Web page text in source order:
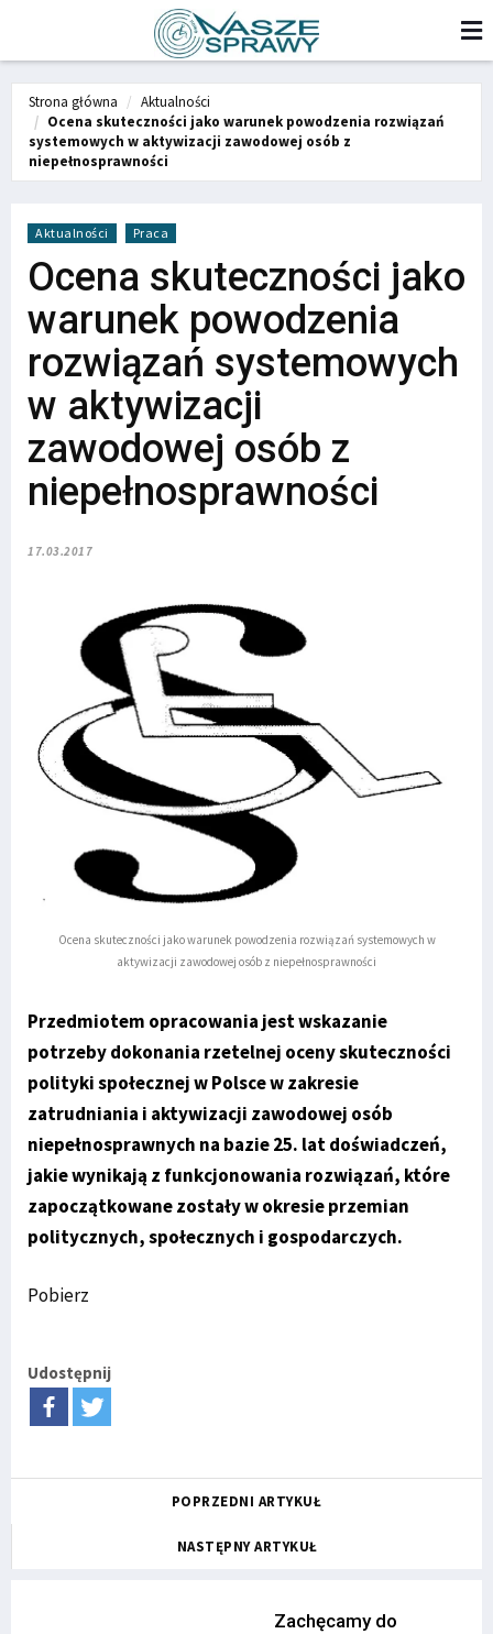
Strona główna
Aktualności
Ocena skuteczności jako warunek powodzenia rozwiązań
systemowych w aktywizacji zawodowej osób z
niepełnosprawności
Aktualności Praca
Ocena skuteczności jako
warunek powodzenia
rozwiązań systemowych
w aktywizacji
zawodowej osób z
niepełnosprawności
17.03.2017
Ocena skuteczności jako warunek powodzenia rozwiązań systemowych w
aktywizacji zawodowej osób z niepełnosprawności
Przedmiotem opracowania jest wskazanie
potrzeby dokonania rzetelnej oceny skuteczności
polityki społecznej w Polsce w zakresie
zatrudniania i aktywizacji zawodowej osób
niepełnosprawnych na bazie 25. lat doświadczeń,
jakie wynikają z funkcjonowania rozwiązań, które
zapoczątkowane zostały w okresie przemian
politycznych, społecznych i gospodarczych.
Pobierz
Udostępnij
POPRZEDNI ARTYKUŁ
NASTĘPNY ARTYKUŁ
Zachęcamy do